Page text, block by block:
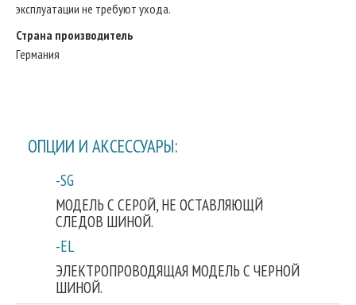
эксплуатации не требуют ухода.
Страна производитель
Германия
ОПЦИИ И АКСЕССУАРЫ:
-SG
МОДЕЛЬ С СЕРОЙ, НЕ ОСТАВЛЯЮЩЙ
СЛЕДОВ ШИНОЙ.
-EL
ЭЛЕКТРОПРОВОДЯЩАЯ МОДЕЛЬ С ЧЕРНОЙ
ШИНОЙ.